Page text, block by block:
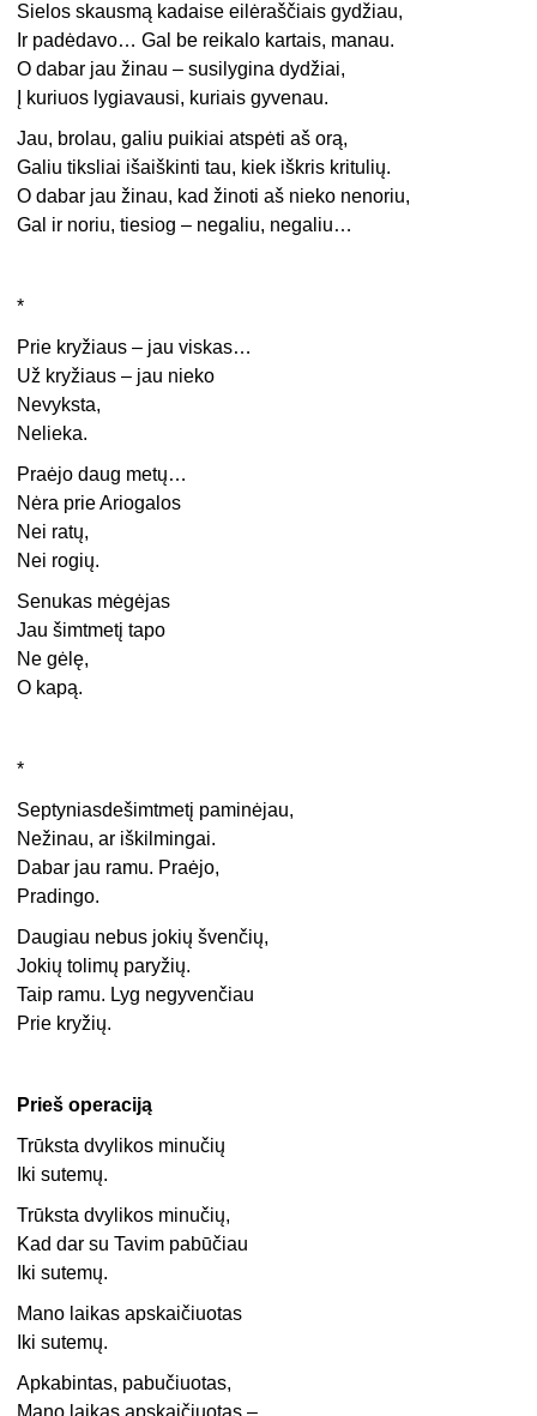
Sielos skausmą kadaise eilėraščiais gydžiau,
Ir padėdavo… Gal be reikalo kartais, manau.
O dabar jau žinau – susilygina dydžiai,
Į kuriuos lygiavausi, kuriais gyvenau.
Jau, brolau, galiu puikiai atspėti aš orą,
Galiu tiksliai išaiškinti tau, kiek iškris kritulių.
O dabar jau žinau, kad žinoti aš nieko nenoriu,
Gal ir noriu, tiesiog – negaliu, negaliu…
*
Prie kryžiaus – jau viskas…
Už kryžiaus – jau nieko
Nevyksta,
Nelieka.
Praėjo daug metų…
Nėra prie Ariogalos
Nei ratų,
Nei rogių.
Senukas mėgėjas
Jau šimtmetį tapo
Ne gėlę,
O kapą.
*
Septyniasdešimtmetį paminėjau,
Nežinau, ar iškilmingai.
Dabar jau ramu. Praėjo,
Pradingo.
Daugiau nebus jokių švenčių,
Jokių tolimų paryžių.
Taip ramu. Lyg negyvenčiau
Prie kryžių.
Prieš operaciją
Trūksta dvylikos minučių
Iki sutemų.
Trūksta dvylikos minučių,
Kad dar su Tavim pabūčiau
Iki sutemų.
Mano laikas apskaičiuotas
Iki sutemų.
Apkabintas, pabučiuotas,